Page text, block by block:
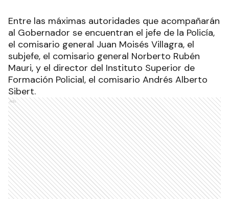
Entre las máximas autoridades que acompañarán
al Gobernador se encuentran el jefe de la Policía,
el comisario general Juan Moisés Villagra, el
subjefe, el comisario general Norberto Rubén
Mauri, y el director del Instituto Superior de
Formación Policial, el comisario Andrés Alberto
Sibert.
Ads